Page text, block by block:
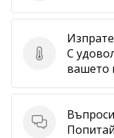
Изпратете
С
вашето
Въпроси
Въпроси